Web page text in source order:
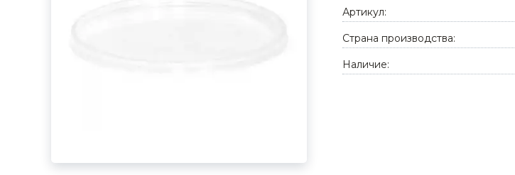
Артикул:
Страна производства:
Наличие: